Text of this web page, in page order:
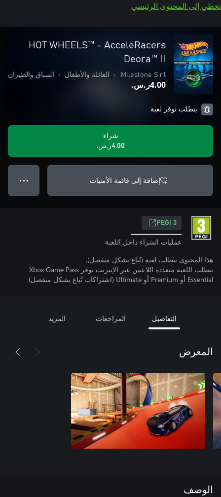
تخطي إلى المحتوى الرئيسي
HOT WHEELS™ - AcceleRacers
Deora™ II
Milestone S.r.l.
• العائلة والأطفال • السباق والطيران
‪ر.س.‏‎4.00‬
يتطلب توفر لعبة
شراء
‪ر.س.‏‎4.00‬
إضافة إلى قائمة الأمنيات ● ● ●
PEGI 3
عمليات الشراء داخل اللعبة
هذا المحتوى يتطلب لعبة (تُباع بشكل منفصل).
تتطلب اللعبة متعددة اللاعبين عبر الإنترنت توفر Xbox Game Pass
Essential أو Premium أو Ultimate (اشتراكات تُباع بشكل منفصل).
التفاصيل المراجعات المزيد
المعرض
الوصف